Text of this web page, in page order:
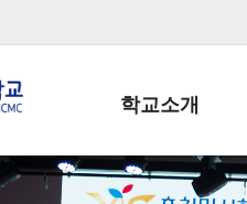
학교소개
학교장인사말